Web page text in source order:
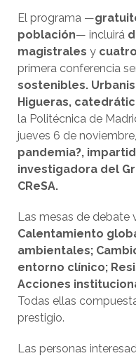
El programa —
población— incluirá
magistrales y
primera conferencia
sostenibles.
Higueras,
la Politécnica de
jueves 6 de
pandemia?,
investigadora del
CReSA.
Las mesas de debate
Calentamiento
ambientales;
entorno clínico;
Acciones
Todas ellas
prestigio.
Las personas